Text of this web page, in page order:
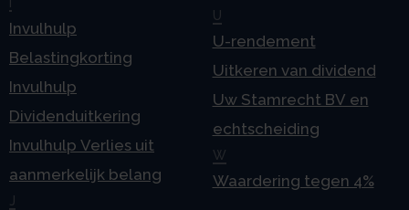
Invulhulp
Belastingkorting
Invulhulp
Dividenduitkering
Invulhulp Verlies uit
aanmerkelijk belang
J
U
U-rendement
Uitkeren van dividend
Uw Stamrecht BV en
echtscheiding
W
Waardering tegen 4%